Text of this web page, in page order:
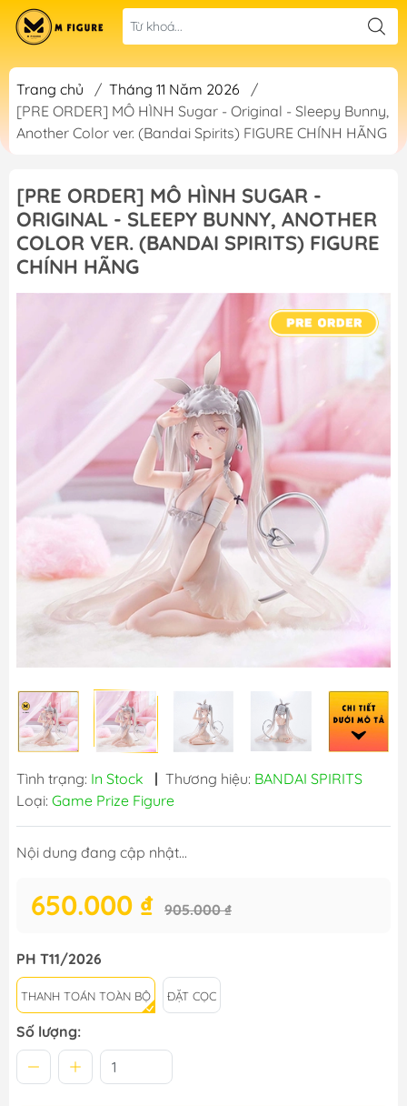
Trang chủ / Tháng 11 Năm 2026
/
[PRE ORDER] MÔ HÌNH Sugar - Original - Sleepy Bunny,
Another Color ver. (Bandai Spirits) FIGURE CHÍNH HÃNG
[PRE ORDER] MÔ HÌNH SUGAR -
ORIGINAL - SLEEPY BUNNY, ANOTHER
COLOR VER. (BANDAI SPIRITS) FIGURE
CHÍNH HÃNG
Tình trạng: In Stock | Thương hiệu: BANDAI SPIRITS
Loại: Game Prize Figure
Nội dung đang cập nhật...
650.000 ₫ 905.000 ₫
PH T11/2026
THANH TOÁN TOÀN BỘ ĐẶT CỌC
Số lượng: